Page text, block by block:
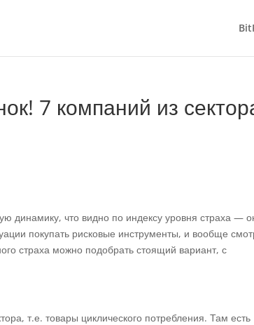
7 компаний из
динамику, что видно по индексу уровня страха —
покупать рисковые инструменты, и вообще
страха можно подобрать стоящий вариант, с
т.е. товары циклического потребления. Там есть